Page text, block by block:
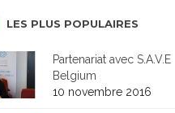
LES PLUS POPULAIRES
Partenariat avec S.A.V.E
Belgium
10 novembre 2016